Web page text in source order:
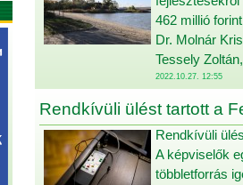
462 millió
Dr. Molnár
Tessely
2022.10.27. 12:55
Rendkívüli ülést tartott a
Rendkívüli
A képviselők
többletforrás